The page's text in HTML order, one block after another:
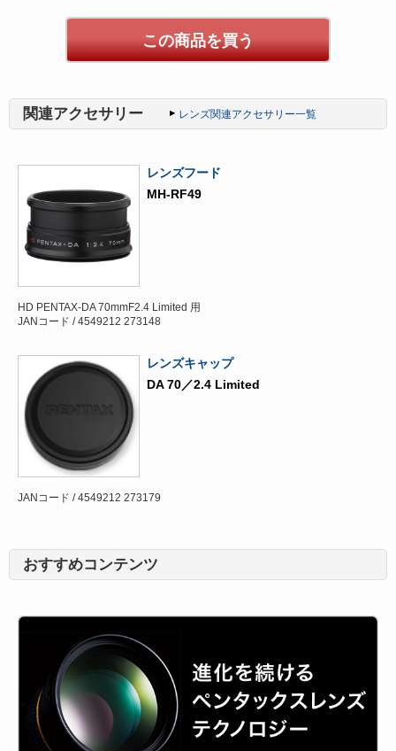
この商品を買う
関連アクセサリー レンズ関連アクセサリー一覧
レンズフード
MH-RF49
HD PENTAX-DA 70mmF2.4 Limited 用
JANコード / 4549212 273148
レンズキャップ
DA 70／2.4 Limited
JANコード / 4549212 273179
おすすめコンテンツ